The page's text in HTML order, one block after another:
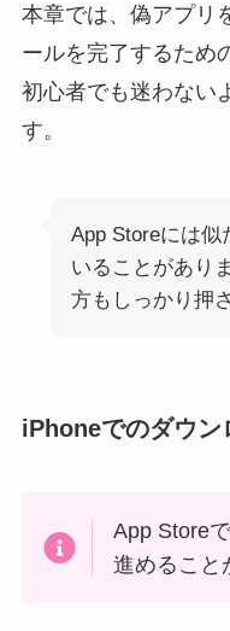
本章では、偽アプリ
ールを完了するため
初心者でも迷わない
す。
App Storeには似
いることがあり
方もしっかり押
iPhoneでのダウン
App Store
進めること